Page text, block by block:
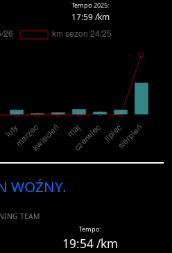
Tempo 2025:
17:59 /km
WOŹNY.
TEAM
Tempo:
19:54 /km